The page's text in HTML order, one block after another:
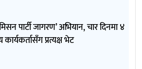
पार्टी जागरण’ अभियान, चार दिनमा ४
प्रत्यक्ष भेट